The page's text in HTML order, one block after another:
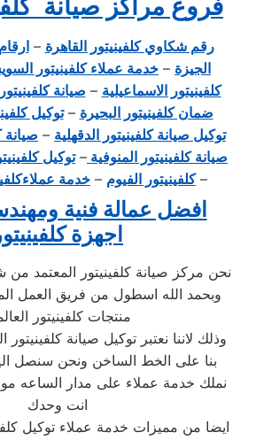
رقم شكاوي كلفينيتور القاهرة –
الجيزة – خدمة عملاء كلفينيتور
كلفينيتور الاسماعيلية – صيانة
ضمان كلفينيتور البحيرة –توكيل
توكيل صيانة كلفينيتور الدقهلية – صيانة
صيانة كلفينيتور المنوفية –توكيل
كلفينيتور الفيوم – خدمة –
افضل عمالة فنية
اجهزة
نحن مركز صيانة كلفينيتور المعتمد من
وبحمد الله اسطول من فريق العمل
منتجات كلفينيتور
وذلك لاننا نعتبر توكيل صيانة كلفينيتور
بنا على الخط الساخن ونحن سنصل
نملك خدمة عملاء على مدار الساعه
انت وحدك
ايضا من مميزات خدمة عملاء توكيل